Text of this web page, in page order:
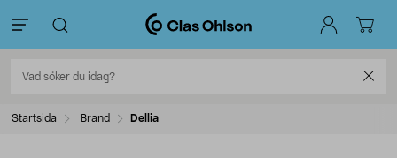
Startsida Brand Dellia